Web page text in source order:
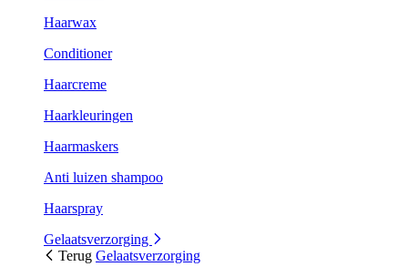
Haarwax
Conditioner
Haarcreme
Haarkleuringen
Haarmaskers
Anti luizen shampoo
Haarspray
Gelaatsverzorging
Terug Gelaatsverzorging